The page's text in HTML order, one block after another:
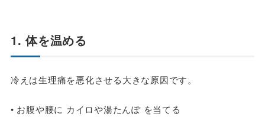
1. 体を温める
冷えは生理痛を悪化させる大きな原因です。
• お腹や腰に カイロや湯たんぽ を当てる